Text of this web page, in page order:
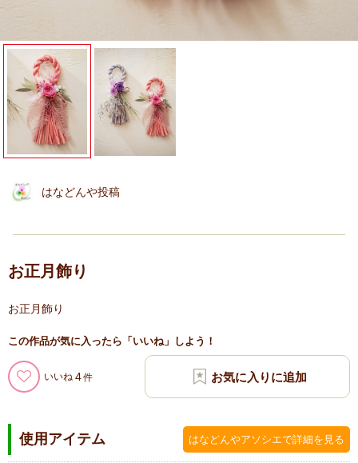
はなどんや投稿
お正月飾り
お正月飾り
この作品が気に入ったら「いいね」しよう！
いいね 4
使用アイテム はなどんやアソシエで詳細を見る